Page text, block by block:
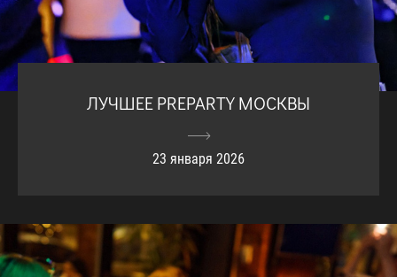
ЛУЧШЕЕ PREPARTY МОСКВЫ
23 января 2026